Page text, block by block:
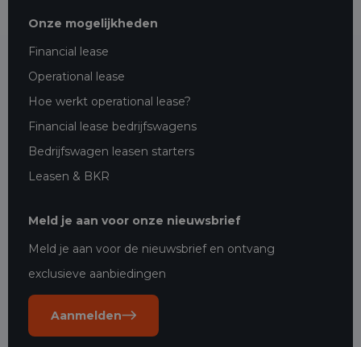
Onze mogelijkheden
Financial lease
Operational lease
Hoe werkt operational lease?
Financial lease bedrijfswagens
Bedrijfswagen leasen starters
Leasen & BKR
Meld je aan voor onze nieuwsbrief
Meld je aan voor de nieuwsbrief en ontvang
exclusieve aanbiedingen
Aanmelden